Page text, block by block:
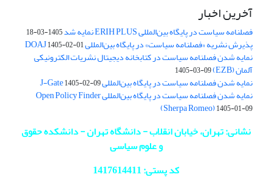
آخرین اخبار
فصلنامه سیاست در پایگاه بین‌المللی ERIH PLUS نمایه شد 1405-03-18
پذیرش نشریه «فصلنامه سیاست» در پایگاه بین‌المللی DOAJ1405-02-01
نمایه شدن فصلنامه سیاست در کتابخانه دیجیتال نشریات الکترونیکی
آلمان (EZB) 1405-03-09
نمایه شدن فصلنامه سیاست در پایگاه بین‌المللی J-Gate1405-02-09
نمایه شدن فصلنامه سیاست در پایگاه بین‌المللی Open Policy Finder
(Sherpa Romeo)1405-01-09
نشانی: تهران، خیابان انقلاب - دانشگاه تهران - دانشکده حقوق
و علوم سیاسی
کد پستی: 1417614411